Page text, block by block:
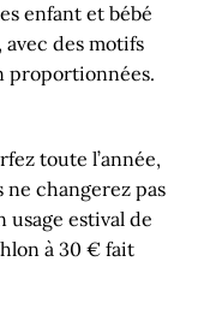
enfant et bébé
des motifs
proportionnées.
toute l’année,
changerez pas
usage estival de
à 30 € fait